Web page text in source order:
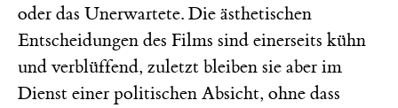
oder das Unerwartete. Die ästhetischen
Entscheidungen des Films sind einerseits kühn
und verblüffend, zuletzt bleiben sie aber im
Dienst einer politischen Absicht, ohne dass